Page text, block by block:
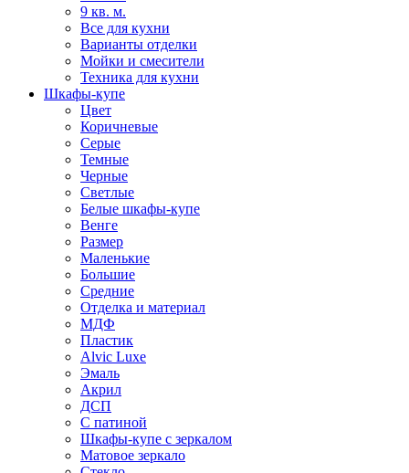
9 кв. м.
Все для кухни
Варианты отделки
Мойки и смесители
Техника для кухни
Шкафы-купе
Цвет
Коричневые
Серые
Темные
Черные
Светлые
Белые шкафы-купе
Венге
Размер
Маленькие
Большие
Средние
Отделка и материал
МДФ
Пластик
Alvic Luxe
Эмаль
Акрил
ДСП
С патиной
Шкафы-купе с зеркалом
Матовое зеркало